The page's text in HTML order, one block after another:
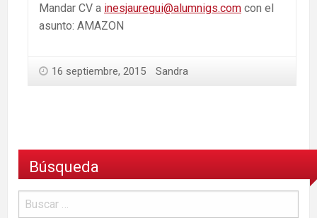
Mandar CV a inesjauregui@alumnigs.com con el
asunto: AMAZON
16 septiembre, 2015 Sandra
Búsqueda